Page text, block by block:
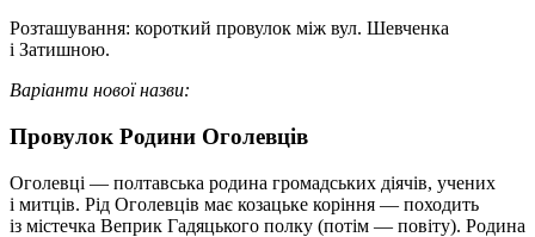
Розташування: короткий провулок між вул. Шевченка
і Затишною.
Варіанти нової назви:
Провулок Родини Оголевців
Оголевці — полтавська родина громадських діячів, учених
і митців. Рід Оголевців має козацьке коріння — походить
із містечка Веприк Гадяцького полку (потім — повіту). Родина